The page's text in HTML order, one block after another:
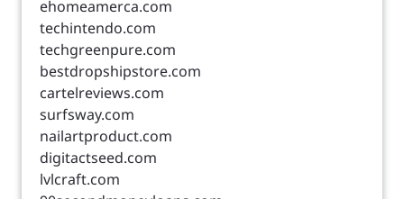
ehomeamerca.com
techintendo.com
techgreenpure.com
bestdropshipstore.com
cartelreviews.com
surfsway.com
nailartproduct.com
digitactseed.com
lvlcraft.com